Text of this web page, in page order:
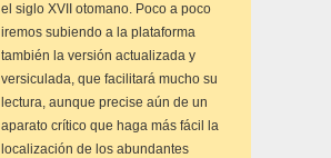
el siglo XVII otomano. Poco a poco
iremos subiendo a la plataforma
también la versión actualizada y
versiculada, que facilitará mucho su
lectura, aunque precise aún de un
aparato crítico que haga más fácil la
localización de los abundantes